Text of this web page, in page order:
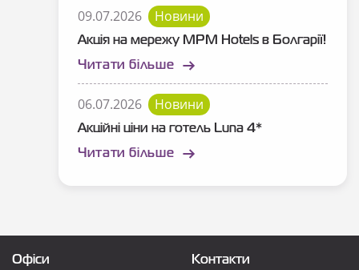
09.07.2026 Новини
Акція на мережу MPM Hotels в Болгарії!
Читати більше
06.07.2026 Новини
Акційні ціни на готель Luna 4*
Читати більше
Офіси Контакти